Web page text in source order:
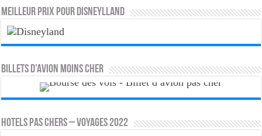
MEILLEUR PRIX POUR DISNEYLLAND
Billets d’avion moins cher
HOTELS PAS CHERS – VOYAGES 2022